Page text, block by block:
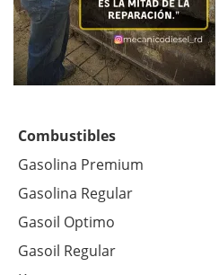
Combustibles
Gasolina Premium
Gasolina Regular
Gasoil Optimo
Gasoil Regular